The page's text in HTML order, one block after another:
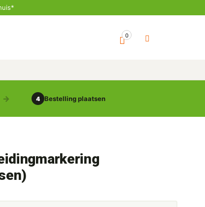
0
4 Bestelling plaatsen